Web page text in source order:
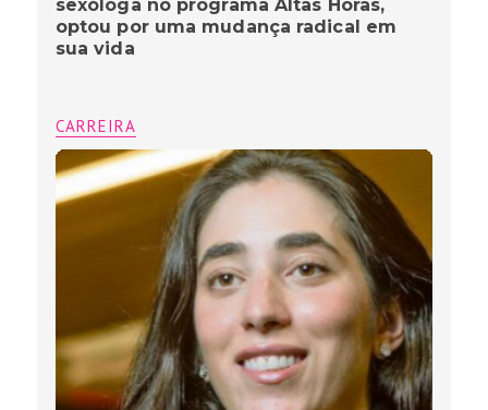
sexóloga no programa Altas Horas,
optou por uma mudança radical em
sua vida
CARREIRA